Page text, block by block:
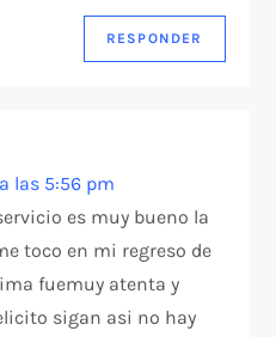
RESPONDER
las 5:56 pm
es muy bueno la
toco en mi regreso de
fuemuy atenta y
sigan asi no hay